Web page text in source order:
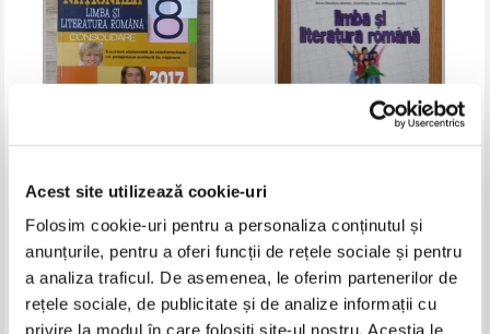
Acest site utilizează cookie-uri
Folosim cookie-uri pentru a personaliza conținutul și
anunțurile, pentru a oferi funcții de rețele sociale și pentru
a analiza traficul. De asemenea, le oferim partenerilor de
rețele sociale, de publicitate și de analize informații cu
privire la modul în care folosiți site-ul nostru. Aceștia le
literatura romana. Evaluarea
nationala, clasa a VIII-a
Pret:26,00Lei 13,00 Lei
Adaugă în coș
Pret: 10,00Lei 7,00 Lei
Adaugă în coș
-60% -60%